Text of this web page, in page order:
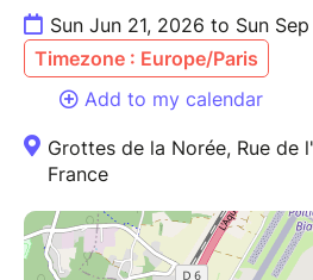
Sun Jun 21, 2026 to Sun
Timezone : Europe/Paris
Add to my calendar
Grottes de la Norée, Rue de
France